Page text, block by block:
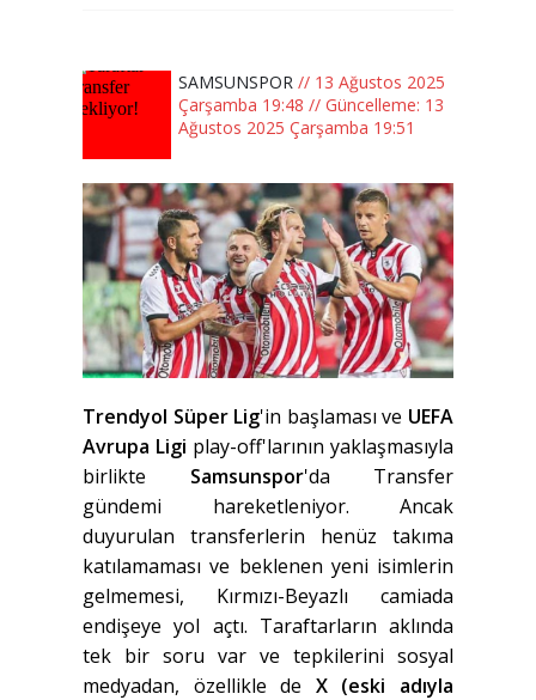
SAMSUNSPOR // 13 Ağustos 2025
Çarşamba 19:48 // Güncelleme: 13
Ağustos 2025 Çarşamba 19:51
Trendyol Süper Lig'in başlaması ve UEFA
Avrupa Ligi play-off'larının yaklaşmasıyla
birlikte Samsunspor'da Transfer
gündemi hareketleniyor. Ancak
duyurulan transferlerin henüz takıma
katılamaması ve beklenen yeni isimlerin
gelmemesi, Kırmızı-Beyazlı camiada
endişeye yol açtı. Taraftarların aklında
tek bir soru var ve tepkilerini sosyal
medyadan, özellikle de X (eski adıyla